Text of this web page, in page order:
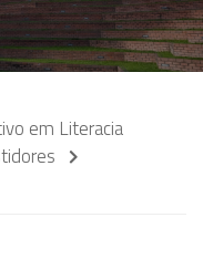
em Literacia